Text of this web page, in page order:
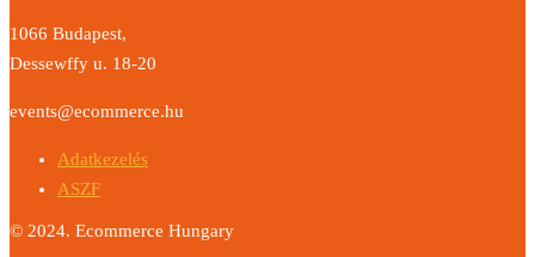
1066 Budapest,
Dessewffy u. 18-20
events@ecommerce.hu
Adatkezelés
ASZF
© 2024. Ecommerce Hungary